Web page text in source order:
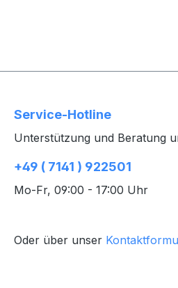
Service-Hotline
Unterstützung und Beratung
+49 ( 7141 ) 922501
Mo-Fr, 09:00 - 17:00 Uhr
Oder über unser